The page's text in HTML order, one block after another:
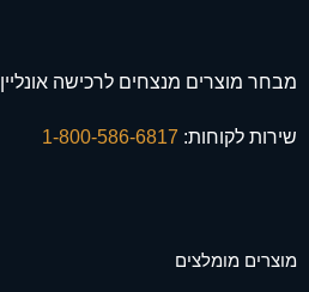
מבחר מוצרים מנצחים לרכישה אונליין
שירות לקוחות:
מוצרים מומלצים